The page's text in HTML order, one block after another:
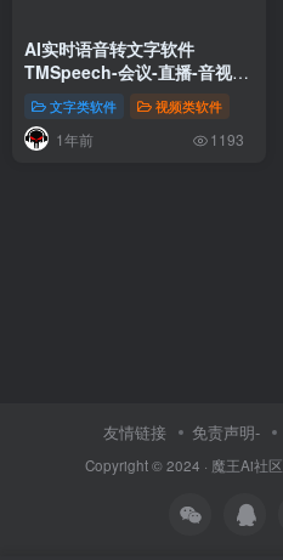
AI实时语音转文字软件
TMSpeech-会议-直播-音视
频-实时转字幕
文字类软件 视频类软件
1年前 1193
友情链接 免责声明-
Copyright © 2024 · 魔王Ai社区